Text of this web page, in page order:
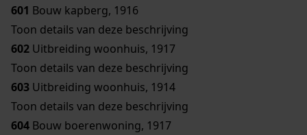
601 Bouw kapberg, 1916
Toon details van deze beschrijving
602 Uitbreiding woonhuis, 1917
Toon details van deze beschrijving
603 Uitbreiding woonhuis, 1914
Toon details van deze beschrijving
604 Bouw boerenwoning, 1917